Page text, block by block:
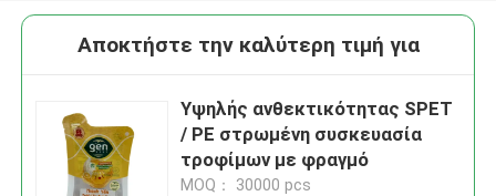
Αποκτήστε την καλύτερη τιμή για
Υψηλής ανθεκτικότητας SPET
/ PE στρωμένη συσκευασία
τροφίμων με φραγμό
MOQ： 30000 pcs